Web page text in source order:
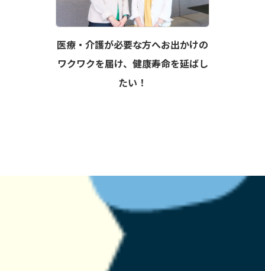
医療・介護が必要な方へお出かけの
ワクワクを届け、健康寿命を延ばし
たい！